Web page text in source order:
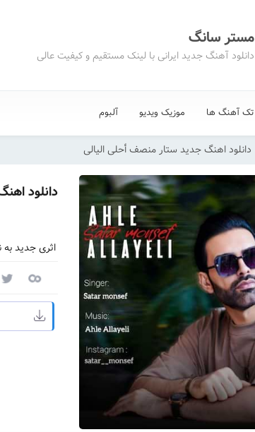
مستر سانگ
دانلود آهنگ جدید ایرانی با لینک مستقیم و کیفیت عالی
تک آهنگ ها موزیک ویدیو آلبوم
دانلود اهنگ جدید ستار منصف أحلی الیالی
دانلود
اثری جدید